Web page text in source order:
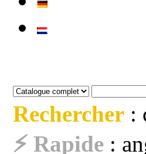
Rechercher :
⚡ Rapide :